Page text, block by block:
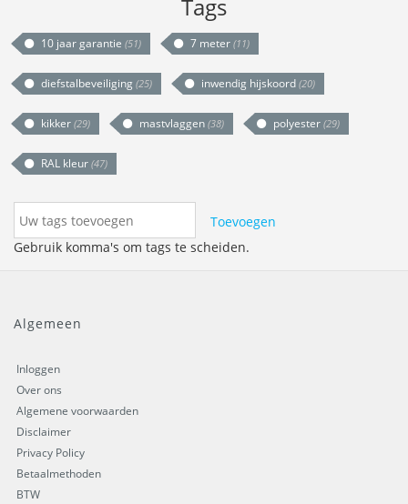
Tags
10 jaar garantie (51) 7 meter (11)
diefstalbeveiliging (25) inwendig hijskoord (20)
kikker (29) mastvlaggen (38) polyester (29)
RAL kleur (47)
Toevoegen
Gebruik komma's om tags te scheiden.
Algemeen
Inloggen
Over ons
Algemene voorwaarden
Disclaimer
Privacy Policy
Betaalmethoden
BTW